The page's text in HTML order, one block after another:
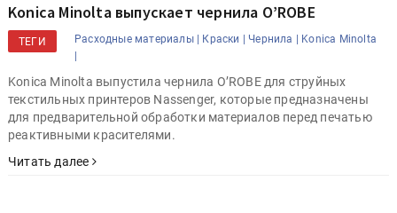
Konica Minolta выпускает чернила O’ROBE
ТЕГИ Расходные материалы | Краски | Чернила | Konica Minolta
|
Konica Minolta выпустила чернила O’ROBE для струйных
текстильных принтеров Nassenger, которые предназначены
для предварительной обработки материалов перед печатью
реактивными красителями.
Читать далее